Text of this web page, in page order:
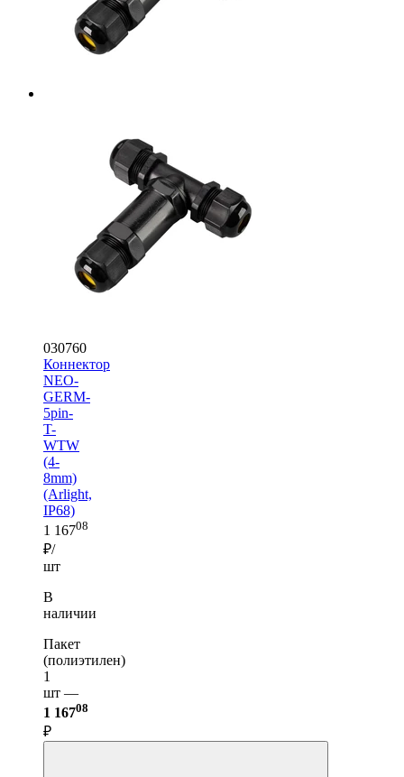
030760
Коннектор
NEO-
GERM-
5pin-
T-
WTW
(4-
8mm)
(Arlight,
IP68)
1 16708
₽/
шт
В
наличии
Пакет
(полиэтилен)
1
шт —
1 16708
₽